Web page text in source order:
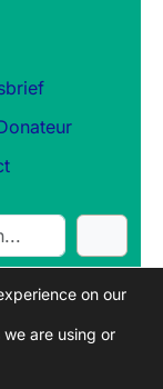
on our
are using or